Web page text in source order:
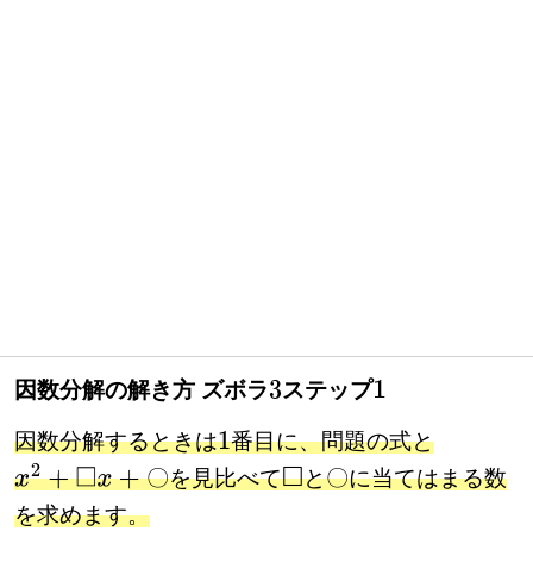
因数分解の解き方 ズボラ3ステップ1
因数分解するときは1番目に、問題の式と
〇
x2+□x+〇 を見比べて□ と〇
〇に当てはまる数
を求めます。